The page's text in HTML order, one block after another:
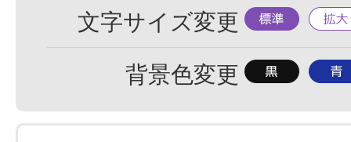
文字サイズ変更 標
準
拡
大
背景色変更 背
色
背
色